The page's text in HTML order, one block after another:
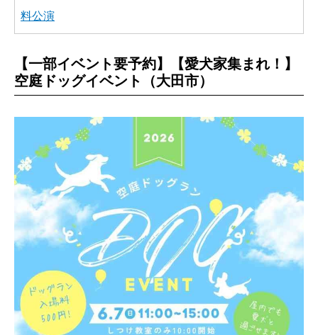
料公演
【一部イベント要予約】【愛犬家集まれ！】
空庭ドッグイベント（大田市）